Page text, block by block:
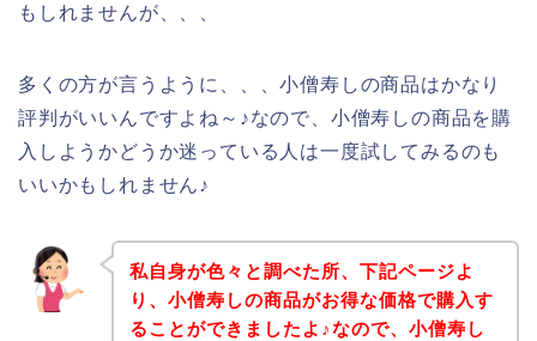
もしれませんが、、、
多くの方が言うように、、、小僧寿しの商品はかなり
評判がいいんですよね～♪なので、小僧寿しの商品を購
入しようかどうか迷っている人は一度試してみるのも
いいかもしれません♪
私自身が色々と調べた所、下記ページよ
り、小僧寿しの商品がお得な価格で購入す
ることができましたよ♪なので、小僧寿し